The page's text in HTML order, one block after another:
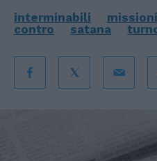
interminabili missioni
contro
satana